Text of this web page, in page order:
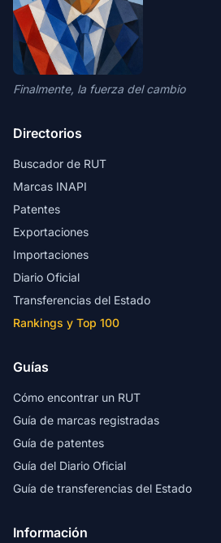
Finalmente, la fuerza del cambio
Directorios
Buscador de RUT
Marcas INAPI
Patentes
Exportaciones
Importaciones
Diario Oficial
Transferencias del Estado
Rankings y Top 100
Guías
Cómo encontrar un RUT
Guía de marcas registradas
Guía de patentes
Guía del Diario Oficial
Guía de transferencias del Estado
Información